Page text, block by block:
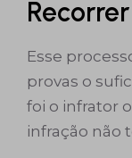
Esse
provas o
foi o infrator
infração não